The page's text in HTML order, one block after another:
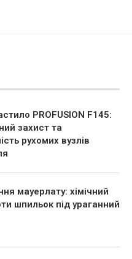
PROFUSION F145:
захист та
рухомих вузлів
мауерлату: хімічний
шпильок під ураганний